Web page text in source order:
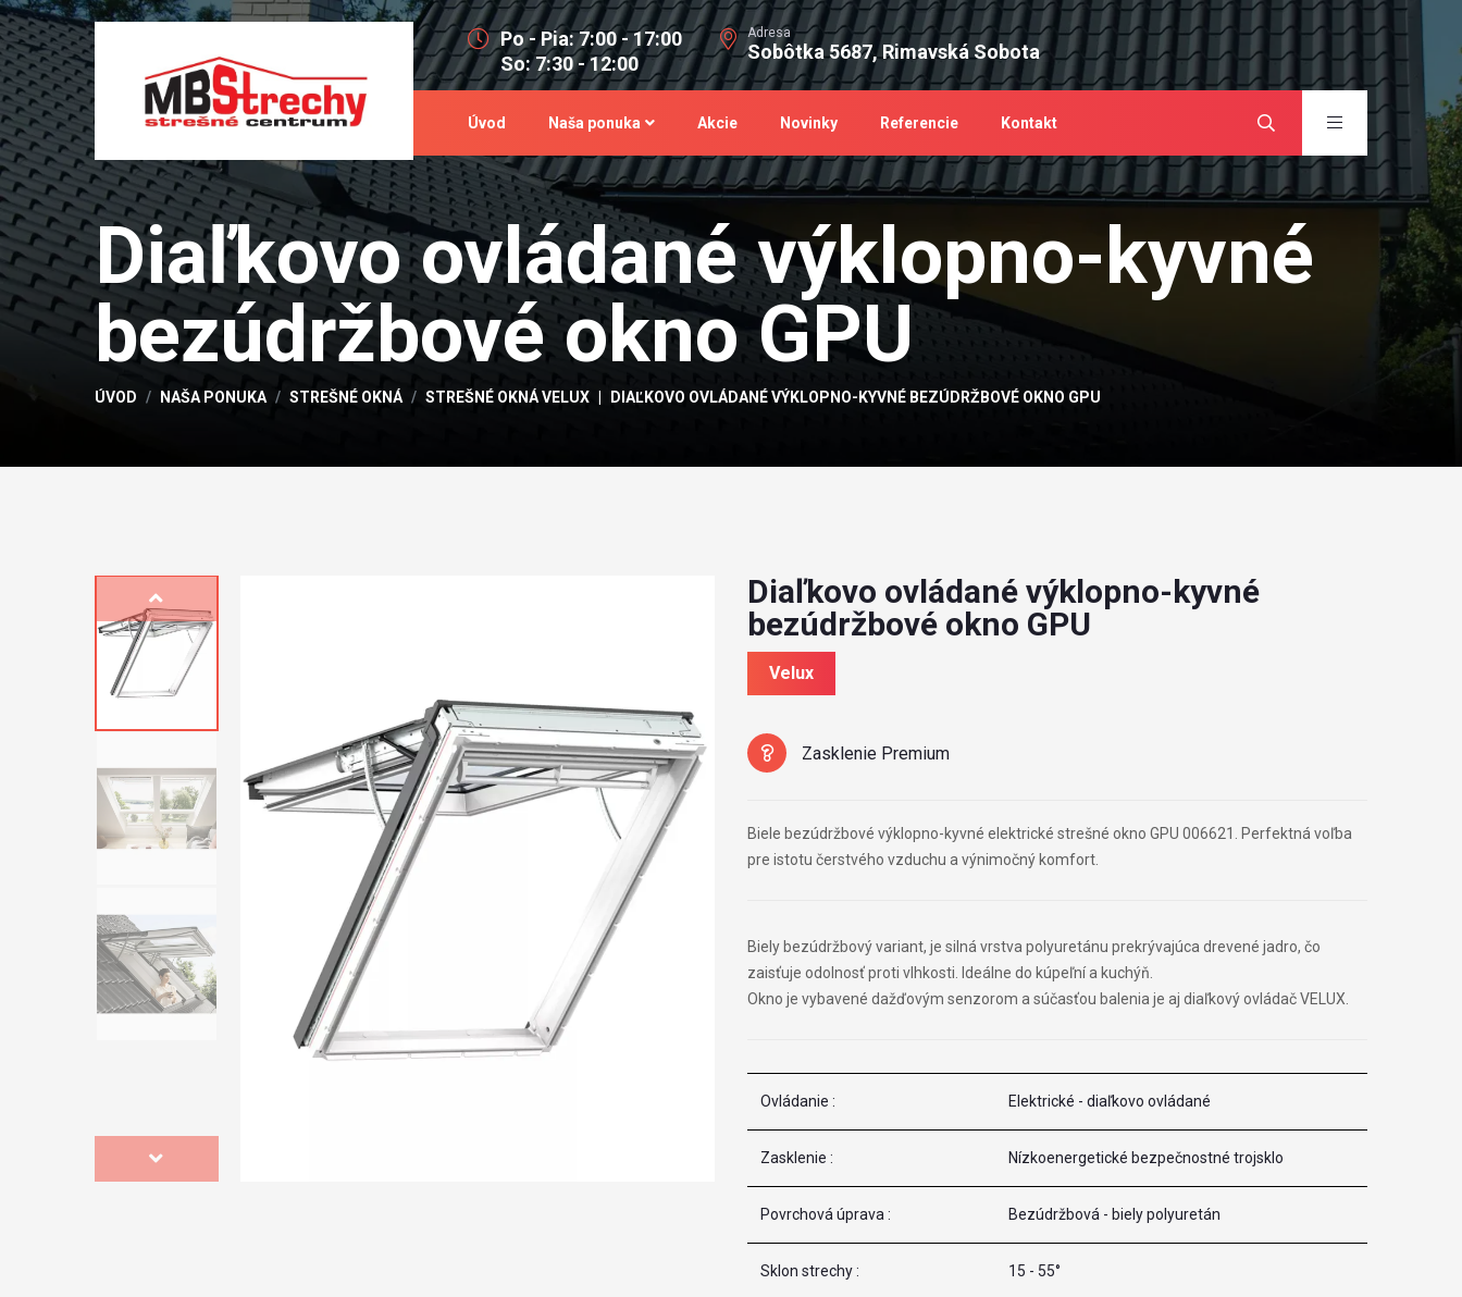
Po - Pia: 7:00 - 17:00
So: 7:30 - 12:00
Adresa
Sobôtka 5687, Rimavská Sobota
Úvod Naša ponuka Akcie Novinky Referencie Kontakt
Diaľkovo ovládané výklopno-kyvné
bezúdržbové okno GPU
ÚVOD NAŠA PONUKA STREŠNÉ OKNÁ STREŠNÉ OKNÁ VELUX DIAĽKOVO OVLÁDANÉ VÝKLOPNO-KYVNÉ BEZÚDRŽBOVÉ OKNO GPU
Diaľkovo ovládané výklopno-kyvné
bezúdržbové okno GPU
Velux
Zasklenie Premium
Biele bezúdržbové výklopno-kyvné elektrické strešné okno GPU 006621. Perfektná voľba
pre istotu čerstvého vzduchu a výnimočný komfort.
Biely bezúdržbový variant, je silná vrstva polyuretánu prekrývajúca drevené jadro, čo
zaisťuje odolnosť proti vlhkosti. Ideálne do kúpeľní a kuchýň.
Okno je vybavené dažďovým senzorom a súčasťou balenia je aj diaľkový ovládač VELUX.
Ovládanie : Elektrické - diaľkovo ovládané
Zasklenie : Nízkoenergetické bezpečnostné trojsklo
Povrchová úprava : Bezúdržbová - biely polyuretán
Sklon strechy : 15 - 55°